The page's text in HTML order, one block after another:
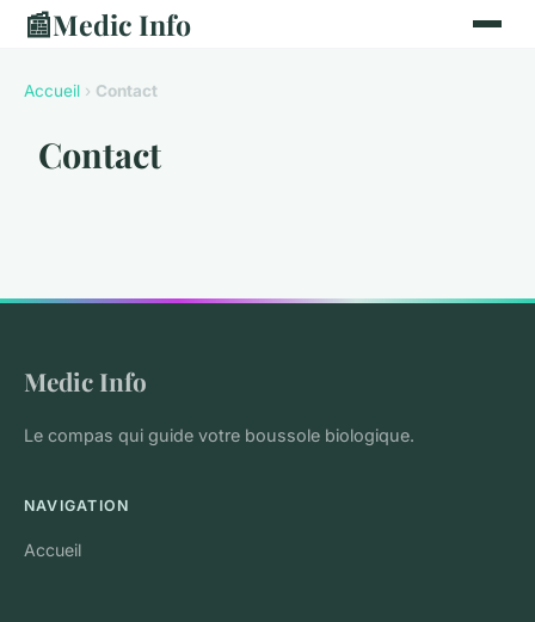
📰Medic Info
Accueil › Contact
Contact
Medic Info
Le compas qui guide votre boussole biologique.
NAVIGATION
Accueil